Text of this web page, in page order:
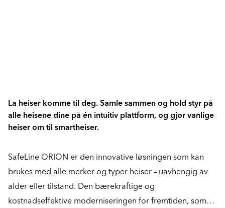
La heiser komme til deg. Samle sammen og hold styr på
alle heisene dine på én intuitiv plattform, og gjør vanlige
heiser om til smartheiser.
SafeLine ORION er den innovative løsningen som kan
brukes med alle merker og typer heiser – uavhengig av
alder eller tilstand. Den bærekraftige og
kostnadseffektive moderniseringen for fremtiden, som